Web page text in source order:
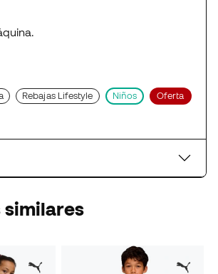
Rebajas Lifestyle Niños Oferta
similares